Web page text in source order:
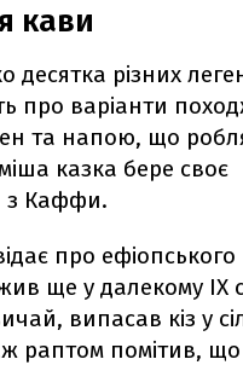
кави
десятка різних
про варіанти
та напою, що
казка бере своє
з Каффи.
про ефіопського
ще у далекому IX
випасав кіз у
раптом помітив,